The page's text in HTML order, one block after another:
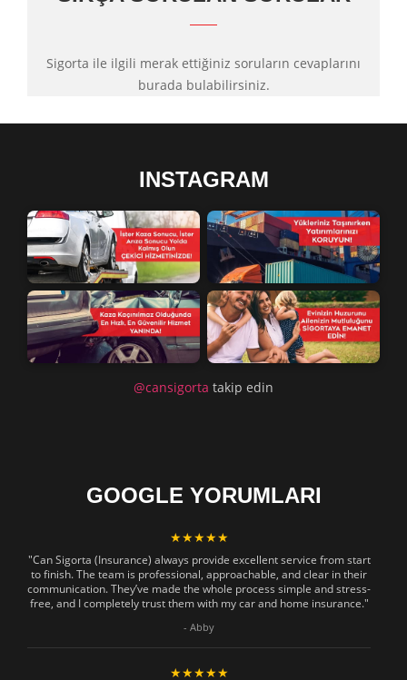
Sigorta ile ilgili merak ettiğiniz soruların cevaplarını
burada bulabilirsiniz.
INSTAGRAM
@cansigorta takip edin
GOOGLE YORUMLARI
★★★★★
"Can Sigorta (Insurance) always provide excellent service from start
to finish. The team is professional, approachable, and clear in their
communication. They’ve made the whole process simple and stress-
free, and I completely trust them with my car and home insurance."
- Abby
★★★★★